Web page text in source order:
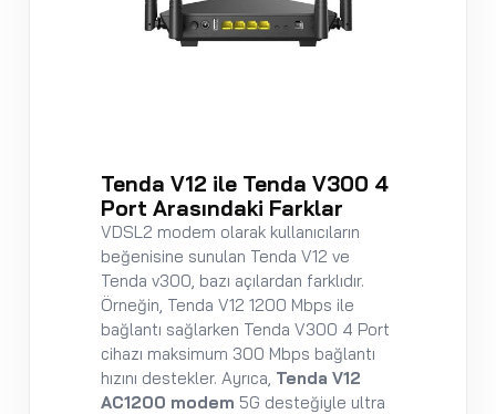
Tenda V12 ile Tenda V300 4
Port Arasındaki Farklar
VDSL2 modem olarak kullanıcıların
beğenisine sunulan Tenda V12 ve
Tenda v300, bazı açılardan farklıdır.
Örneğin, Tenda V12 1200 Mbps ile
bağlantı sağlarken Tenda V300 4 Port
cihazı maksimum 300 Mbps bağlantı
hızını destekler. Ayrıca, Tenda V12
AC1200 modem 5G desteğiyle ultra